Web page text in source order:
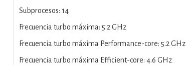
Subprocesos: 14
Frecuencia turbo máxima: 5.2 GHz
Frecuencia turbo máxima Performance-core: 5.2 GHz
Frecuencia turbo máxima Efficient-core: 4.6 GHz